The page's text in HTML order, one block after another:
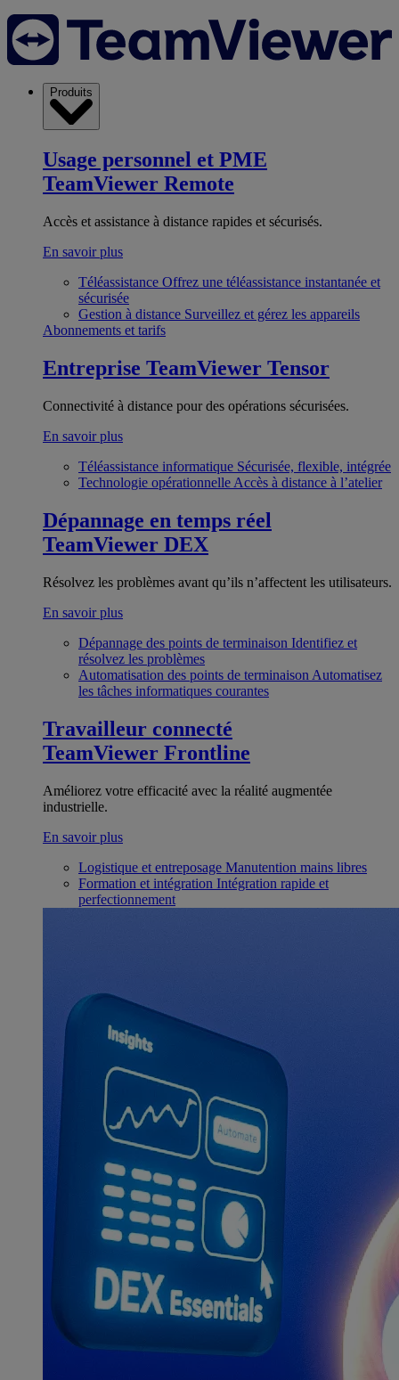
Produits
Usage personnel et PME
TeamViewer Remote
Accès et assistance à distance rapides et sécurisés.
En savoir plus
Téléassistance Offrez une téléassistance instantanée et
sécurisée
Gestion à distance Surveillez et gérez les appareils
Abonnements et tarifs
Entreprise TeamViewer Tensor
Connectivité à distance pour des opérations sécurisées.
En savoir plus
Téléassistance informatique Sécurisée, flexible, intégrée
Technologie opérationnelle Accès à distance à l’atelier
Dépannage en temps réel
TeamViewer DEX
Résolvez les problèmes avant qu’ils n’affectent les utilisateurs.
En savoir plus
Dépannage des points de terminaison Identifiez et
résolvez les problèmes
Automatisation des points de terminaison Automatisez
les tâches informatiques courantes
Travailleur connecté
TeamViewer Frontline
Améliorez votre efficacité avec la réalité augmentée
industrielle.
En savoir plus
Logistique et entreposage Manutention mains libres
Formation et intégration Intégration rapide et
perfectionnement